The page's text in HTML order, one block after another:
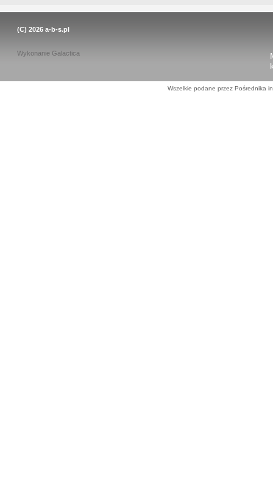
(C) 2026 a-b-s.pl
Wykonanie Galactica
Wszelkie podane przez Pośrednika